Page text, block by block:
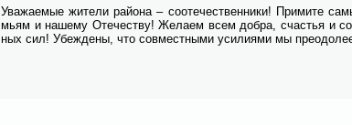
Ува­жа­е­мые жи­те­ли рай­о­на – со­оте­че­ствен­ни­ки! При­ми­те
мьям и на­ше­му Оте­че­ству! Же­ла­ем всем добра, сча­стья и
ных сил! Убеж­де­ны, что сов­мест­ны­ми уси­ли­я­ми мы